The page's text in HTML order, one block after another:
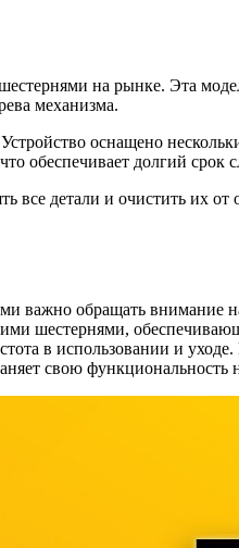
на рынке. Эта
механизма.
оснащено
обеспечивает долгий срок
детали и очистить их
важно обращать внимание
шестернями,
в использовании и
свою функциональность